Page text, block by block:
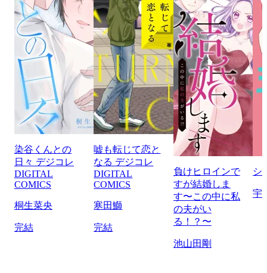
染谷くんとの
日々 デジコレ
DIGITAL
COMICS
桐生菜央
完結
嘘も転じて恋と
なる デジコレ
DIGITAL
COMICS
寒田鰤
完結
負けヒロインで
すが結婚しま
す〜この中に私
の夫がい
る！？〜
池山田剛
シ
宇